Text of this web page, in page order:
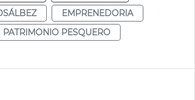
EMPRENEDORIA
PATRIMONIO PESQUERO